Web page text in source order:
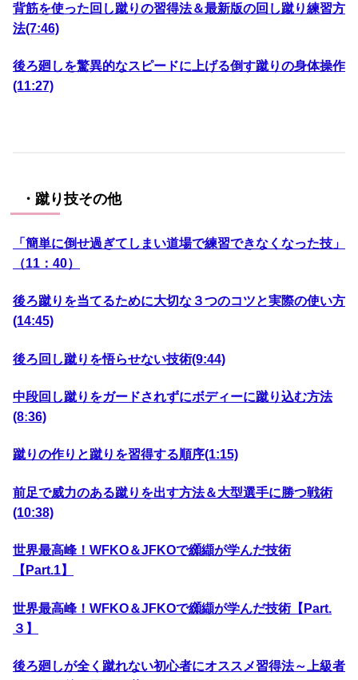
背筋を使った回し蹴りの習得法＆最新版の回し蹴り練習方
法(7:46)
後ろ廻しを驚異的なスピードに上げる倒す蹴りの身体操作
(11:27)
・蹴り技その他
「簡単に倒せ過ぎてしまい道場で練習できなくなった技」
（11：40）
後ろ蹴りを当てるために大切な３つのコツと実際の使い方
(14:45)
後ろ回し蹴りを悟らせない技術(9:44)
中段回し蹴りをガードされずにボディーに蹴り込む方法
(8ː36)
蹴りの作りと蹴りを習得する順序(1:15)
前足で威力のある蹴りを出す方法＆大型選手に勝つ戦術
(10:38)
世界最高峰！WFKO＆JFKOで纐纈が学んだ技術
【Part.1】
世界最高峰！WFKO＆JFKOで纐纈が学んだ技術【Part.
３】
後ろ廻しが全く蹴れない初心者にオススメ習得法～上級者